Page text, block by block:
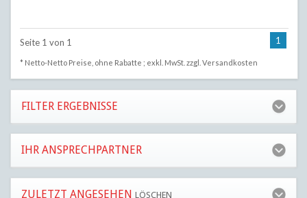
Seite 1 von 1 1
* Netto-Netto Preise, ohne Rabatte ; exkl. MwSt. zzgl. Versandkosten
FILTER ERGEBNISSE
IHR ANSPRECHPARTNER
ZULETZT ANGESEHEN LÖSCHEN